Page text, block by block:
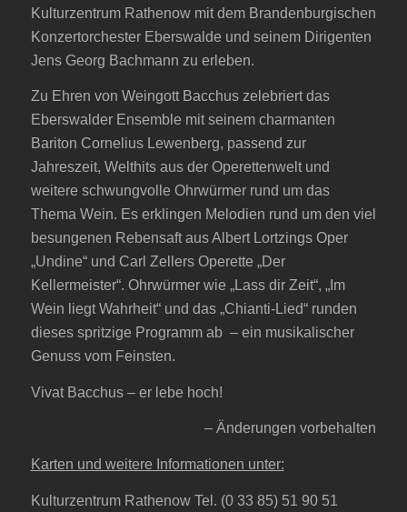
Kulturzentrum Rathenow mit dem Brandenburgischen
Konzertorchester Eberswalde und seinem Dirigenten
Jens Georg Bachmann zu erleben.
Zu Ehren von Weingott Bacchus zelebriert das
Eberswalder Ensemble mit seinem charmanten
Bariton Cornelius Lewenberg, passend zur
Jahreszeit, Welthits aus der Operettenwelt und
weitere schwungvolle Ohrwürmer rund um das
Thema Wein. Es erklingen Melodien rund um den viel
besungenen Rebensaft aus Albert Lortzings Oper
„Undine“ und Carl Zellers Operette „Der
Kellermeister“. Ohrwürmer wie „Lass dir Zeit“, „Im
Wein liegt Wahrheit“ und das „Chianti-Lied“ runden
dieses spritzige Programm ab – ein musikalischer
Genuss vom Feinsten.
Vivat Bacchus – er lebe hoch!
– Änderungen vorbehalten
Karten und weitere Informationen unter:
Kulturzentrum Rathenow Tel. (0 33 85) 51 90 51